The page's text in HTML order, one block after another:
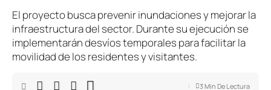
El proyecto busca prevenir inundaciones y mejorar la
infraestructura del sector. Durante su ejecución se
implementarán desvíos temporales para facilitar la
movilidad de los residentes y visitantes.
3 Min De Lectura